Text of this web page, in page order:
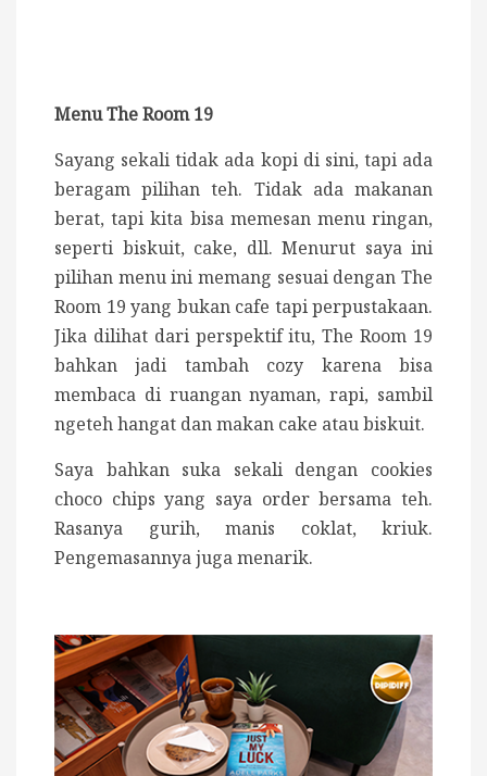
Menu The Room 19
Sayang sekali tidak ada kopi di sini, tapi ada
beragam pilihan teh. Tidak ada makanan
berat, tapi kita bisa memesan menu ringan,
seperti biskuit, cake, dll. Menurut saya ini
pilihan menu ini memang sesuai dengan The
Room 19 yang bukan cafe tapi perpustakaan.
Jika dilihat dari perspektif itu, The Room 19
bahkan jadi tambah cozy karena bisa
membaca di ruangan nyaman, rapi, sambil
ngeteh hangat dan makan cake atau biskuit.
Saya bahkan suka sekali dengan cookies
choco chips yang saya order bersama teh.
Rasanya gurih, manis coklat, kriuk.
Pengemasannya juga menarik.